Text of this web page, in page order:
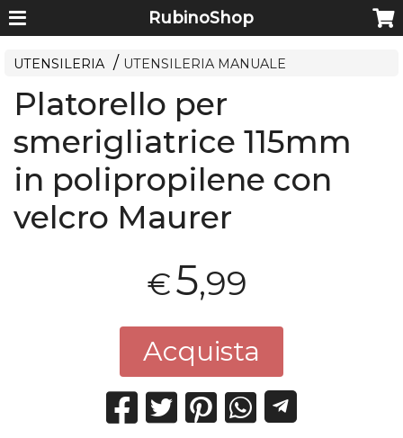
RubinoShop
UTENSILERIA UTENSILERIA MANUALE
Platorello per
smerigliatrice 115mm
in polipropilene con
velcro Maurer
€5,99
Acquista